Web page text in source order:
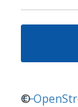
+−
©